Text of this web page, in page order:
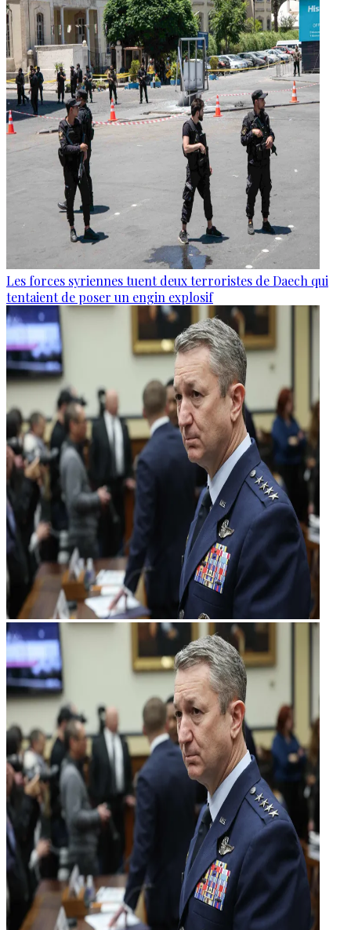
Les forces syriennes tuent deux terroristes de Daech qui
tentaient de poser un engin explosif